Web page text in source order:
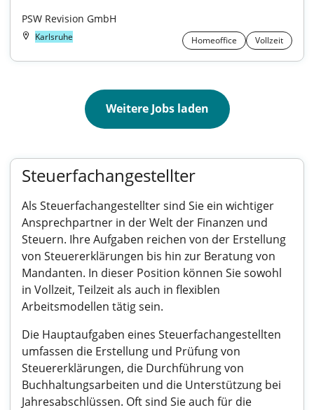
PSW Revision GmbH
Karlsruhe Homeoffice Vollzeit
Weitere Jobs laden
Steuerfachangestellter
Als Steuerfachangestellter sind Sie ein wichtiger
Ansprechpartner in der Welt der Finanzen und
Steuern. Ihre Aufgaben reichen von der Erstellung
von Steuererklärungen bis hin zur Beratung von
Mandanten. In dieser Position können Sie sowohl
in Vollzeit, Teilzeit als auch in flexiblen
Arbeitsmodellen tätig sein.
Die Hauptaufgaben eines Steuerfachangestellten
umfassen die Erstellung und Prüfung von
Steuererklärungen, die Durchführung von
Buchhaltungsarbeiten und die Unterstützung bei
Jahresabschlüssen. Oft sind Sie auch für die